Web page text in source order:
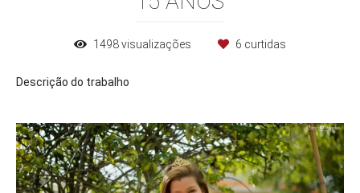
1498visualizações 6 curtidas
Descrição do trabalho